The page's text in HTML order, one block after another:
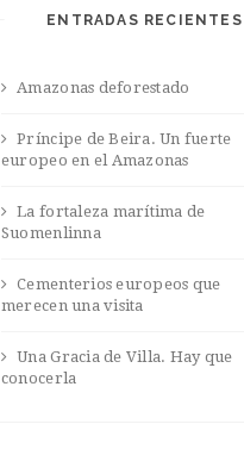
ENTRADAS RECIENTES
Amazonas deforestado
Príncipe de Beira. Un fuerte
europeo en el Amazonas
La fortaleza marítima de
Suomenlinna
Cementerios europeos que
merecen una visita
Una Gracia de Villa. Hay que
conocerla